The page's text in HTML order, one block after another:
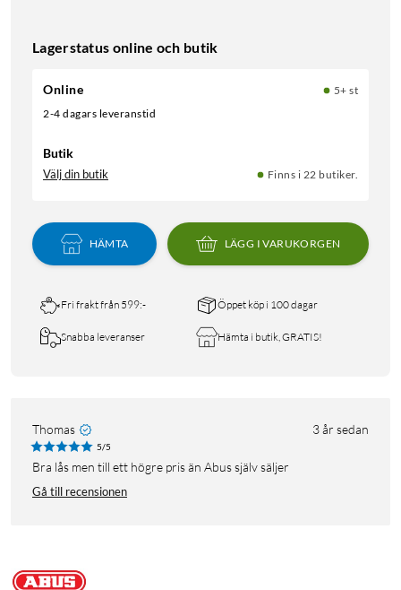
Lagerstatus online och butik
Online
5+ st
2-4 dagars leveranstid
Butik
Välj din butik Finns i 22 butiker.
HÄMTA LÄGG I VARUKORGEN
Fri frakt från 599:- Öppet köp i 100 dagar
Snabba leveranser Hämta i butik, GRATIS!
Thomas 3 år sedan
5/5
Bra lås men till ett högre pris än Abus själv säljer
Gå till recensionen